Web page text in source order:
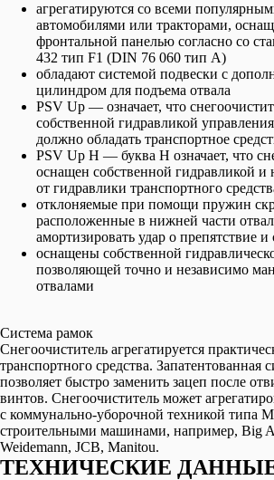
агрегатируются со всеми
автомобилями или тракторами,
фронтальной панелью согласно со
432 тип F1 (DIN 76 060 тип A)
обладают системой подвески с
цилиндром для подъема отвала
PSV Up — означает, что
собственной гидравликой
должно обладать транспортное
PSV Up H — буква H означает, что
оснащен собственной гидравликой и
от гидравлики транспортного
отклоняемые при помощи пружин
расположенные в нижней части
амортизировать удар о препятствие и
оснащены собственной
позволяющей точно и независимо
отвалами
Система рамок
Снегоочиститель агрегатируется
транспортного средства. Запатентованная
позволяет быстро заменить зацеп после
винтов. Снегоочиститель может
с коммунально-уборочной техникой типа
строительными машинами, например, Big
Weidemann, JCB, Manitou.
ТЕХНИЧЕСКИЕ